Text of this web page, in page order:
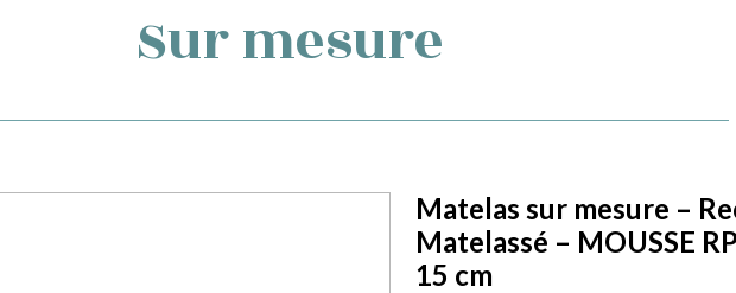
Sur mesure
Matelas sur mesure –
Matelassé – MOUSSE
15 cm